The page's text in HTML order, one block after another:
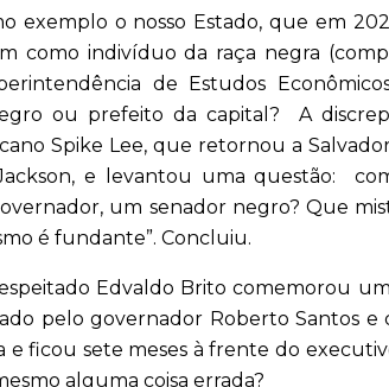
exemplo o nosso Estado, que em
como indivíduo da raça negra
de Estudos
ou prefeito da capital? A
Spike Lee, que retornou a
e levantou uma questão:
um senador negro? Que
é fundante”. Concluiu.
Edvaldo Brito comemorou
pelo governador Roberto Santos
e ficou sete meses à frente do
alguma coisa errada?